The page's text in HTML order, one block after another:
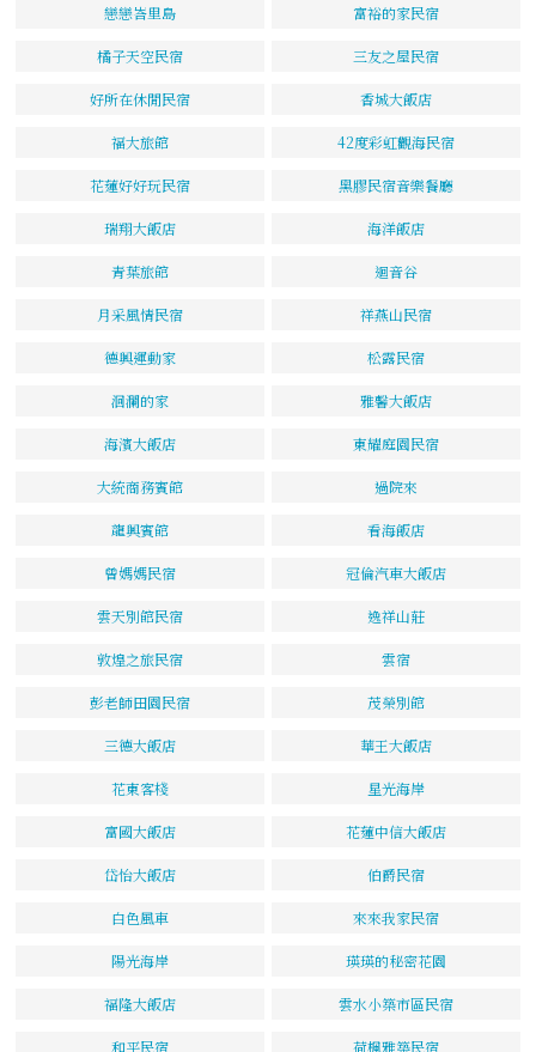
戀戀峇里島 富裕的家民宿
橘子天空民宿 三友之屋民宿
好所在休閒民宿 香城大飯店
福大旅館 42度彩虹觀海民宿
花蓮好好玩民宿 黑膠民宿音樂餐廳
瑞翔大飯店 海洋飯店
青葉旅館 迴音谷
月采風情民宿 祥燕山民宿
德興運動家 松露民宿
洄瀾的家 雅馨大飯店
海濱大飯店 東耀庭園民宿
大統商務賓館 過院來
龍興賓館 看海飯店
曾媽媽民宿 冠倫汽車大飯店
雲天別館民宿 逸祥山莊
敦煌之旅民宿 雲宿
彭老師田園民宿 茂榮別館
三德大飯店 華王大飯店
花東客棧 星光海岸
富國大飯店 花蓮中信大飯店
岱怡大飯店 伯爵民宿
白色風車 來來我家民宿
陽光海岸 瑛瑛的秘密花園
福隆大飯店 雲水小築市區民宿
和平民宿 荷楓雅築民宿